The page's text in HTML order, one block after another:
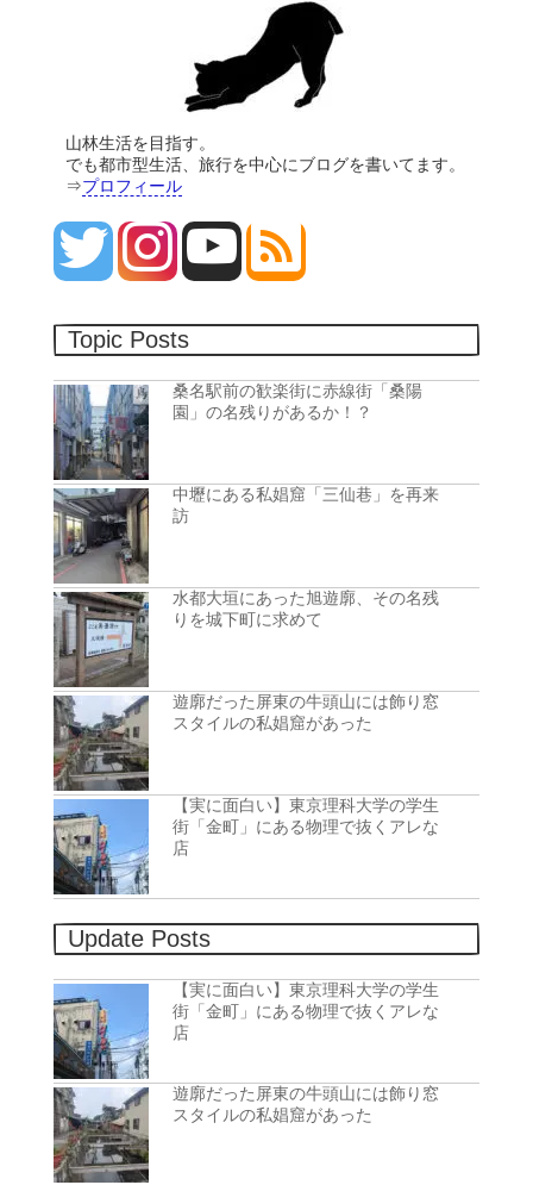
山林生活を目指す。
でも都市型生活、旅行を中心にブログを書いてます。
⇒プロフィール
Topic Posts
桑名駅前の歓楽街に赤線街「桑陽
園」の名残りがあるか！？
中壢にある私娼窟「三仙巷」を再来
訪
水都大垣にあった旭遊廓、その名残
りを城下町に求めて
遊廓だった屏東の牛頭山には飾り窓
スタイルの私娼窟があった
【実に面白い】東京理科大学の学生
街「金町」にある物理で抜くアレな
店
Update Posts
【実に面白い】東京理科大学の学生
街「金町」にある物理で抜くアレな
店
遊廓だった屏東の牛頭山には飾り窓
スタイルの私娼窟があった